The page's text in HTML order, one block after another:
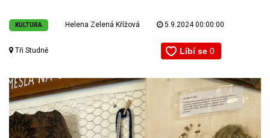
KULTURA Helena Zelená Křížová 5.9.2024 00:00:00
Tři Studně